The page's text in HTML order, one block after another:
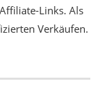
Links. Als
Verkäufen.